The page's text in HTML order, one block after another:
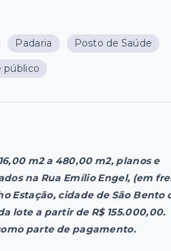
Padaria Posto de Saúde
público
m2 a 480,00 m2, planos e
na Rua Emílio Engel, (em
Estação, cidade de São Bento
lote a partir de R$ 155.000,00.
parte de pagamento.